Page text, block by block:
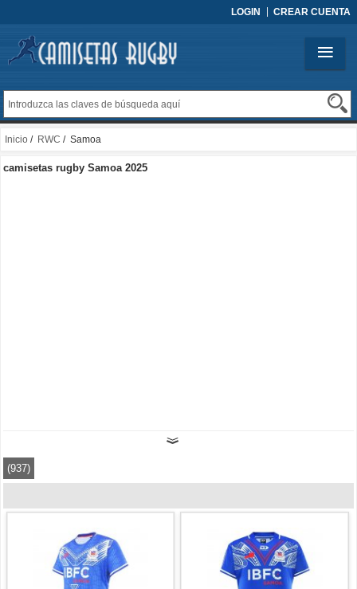
LOGIN CREAR CUENTA
Inicio / RWC / Samoa
camisetas rugby Samoa 2025
(937)